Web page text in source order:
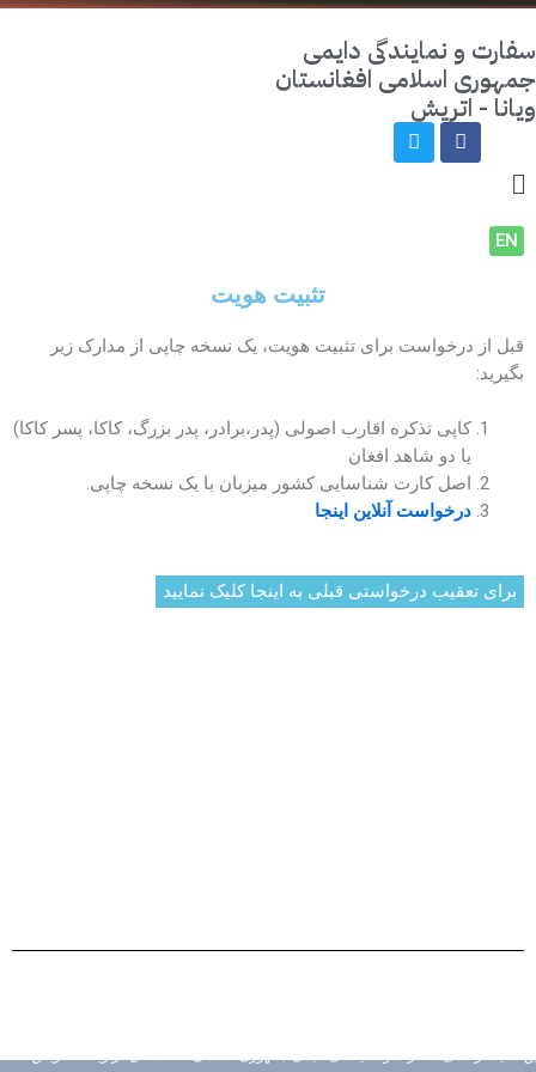
و نمایندگی دایمی
اسلامی افغانستان
- اتریش
EN
تثبیت هویت
از درخواست برای تثبیت هویت، یک نسخه چاپی از مدارک زیر
کاپی تذکره اقارب اصولی (پدر،برادر، پدر بزرگ، کاکا، پسر کاکا)
یا دو شاهد افغان
اصل کارت شناسایی کشور میزبان با یک نسخه چاپی.
درخواست آنلاین اینجا
برای تعقیب درخواستی قبلی به اینجا کلیک نمایید